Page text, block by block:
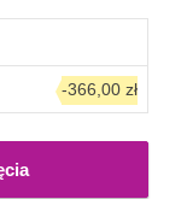
-366,00 zł